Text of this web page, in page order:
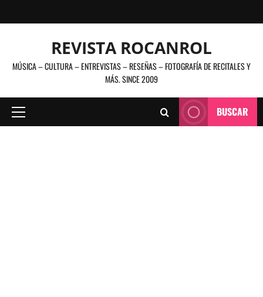
al
REVISTA ROCANROL
MÚSICA – CULTURA – ENTREVISTAS – RESEÑAS – FOTOGRAFÍA DE RECITALES Y
MÁS. SINCE 2009
Menú
BUSCAR